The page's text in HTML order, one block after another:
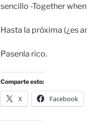
sencillo -Together
Hasta la próxima (¿es
Pasenla rico.
Comparte esto:
X Facebook